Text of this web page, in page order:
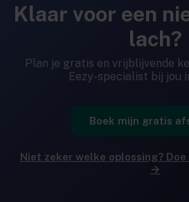
Klaar voor een
lach?
Plan je gratis en vrijblijvende
Eezy-specialist bij jou
Boek mijn gratis
Niet zeker welke oplossing?
→